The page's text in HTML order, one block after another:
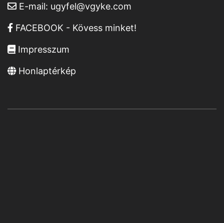
E-mail: ugyfel@vgyke.com
FACEBOOK - Kövess minket!
Impresszum
Honlaptérkép